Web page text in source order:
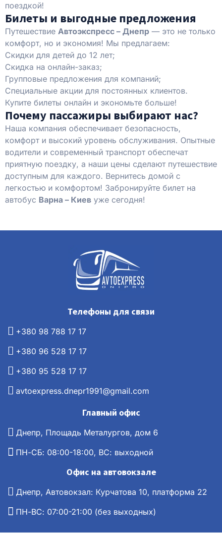
поездкой!
Билеты и выгодные предложения
Путешествие Автоэкспресс – Днепр — это не только
комфорт, но и экономия! Мы предлагаем:
Скидки для детей до 12 лет;
Скидка на онлайн-заказ;
Групповые предложения для компаний;
Специальные акции для постоянных клиентов.
Купите билеты онлайн и экономьте больше!
Почему пассажиры выбирают нас?
Наша компания обеспечивает безопасность,
комфорт и высокий уровень обслуживания. Опытные
водители и современный транспорт обеспечат
приятную поездку, а наши цены сделают путешествие
доступным для каждого. Вернитесь домой с
легкостью и комфортом! Забронируйте билет на
автобус Варна – Киев уже сегодня!
Телефоны для связи
+380 98 788 17 17
+380 96 528 17 17
+380 95 528 17 17
avtoexpress.dnepr1991@gmail.com
Главный офис
Днепр, Площадь Металургов, дом 6
ПН-СБ: 08:00-18:00, ВС: выходной
Офис на автовокзале
Днепр, Автовокзал: Курчатова 10, платформа 22
ПН-ВС: 07:00-21:00 (без выходных)